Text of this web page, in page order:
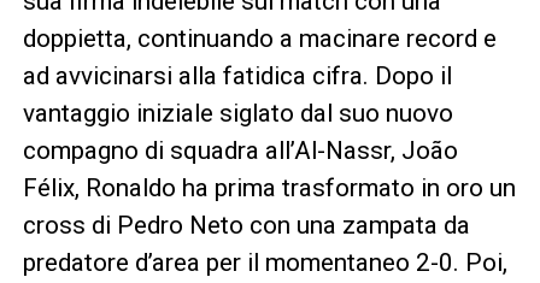
doppietta, continuando a macinare record e
ad avvicinarsi alla fatidica cifra. Dopo il
vantaggio iniziale siglato dal suo nuovo
compagno di squadra all’Al-Nassr, João
Félix, Ronaldo ha prima trasformato in oro un
cross di Pedro Neto con una zampata da
predatore d’area per il momentaneo 2-0. Poi,